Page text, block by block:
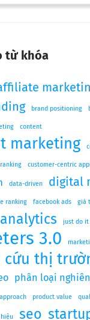
từ khóa
brand positioning
content
marketing
customer-centric
data-driven digital
ranking facebook ads giá
just do it
3.0
cứu thị
phân loại
product value
seo